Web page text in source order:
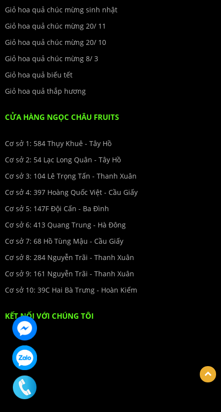
Giỏ hoa quả chúc mừng sinh nhật
Giỏ hoa quả chúc mừng 20/ 11
Giỏ hoa quả chúc mừng 20/ 10
Giỏ hoa quả chúc mừng 8/ 3
Giỏ hoa quả biếu tết
Giỏ hoa quả thắp hương
CỬA HÀNG NGỌC CHÂU FRUITS
Cơ sở 1: 584 Thụy Khuê - Tây Hồ
Cơ sở 2: 54 Lạc Long Quân - Tây Hồ
Cơ sở 3: 104 Lê Trọng Tấn - Thanh Xuân
Cơ sở 4: 397 Hoàng Quốc Việt - Cầu Giấy
Cơ sở 5: 147F Đội Cấn - Ba Đình
Cơ sở 6: 413 Quang Trung - Hà Đông
Cơ sở 7: 68 Hồ Tùng Mậu - Cầu Giấy
Cơ sở 8: 284 Nguyễn Trãi - Thanh Xuân
Cơ sở 9: 161 Nguyễn Trãi - Thanh Xuân
Cơ sở 10: 39C Hai Bà Trưng - Hoàn Kiếm
KẾT NỐI VỚI CHÚNG TÔI